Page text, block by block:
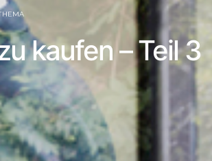
kaufen – Teil 3